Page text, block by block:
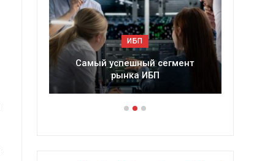
ИБП
Самый успешный сегмент
рынка ИБП